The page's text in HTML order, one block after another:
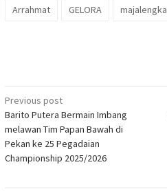
Arrahmat GELORA majalengka
Post
navigation
Previous post
Barito Putera Bermain Imbang
melawan Tim Papan Bawah di
Pekan ke 25 Pegadaian
Championship 2025/2026